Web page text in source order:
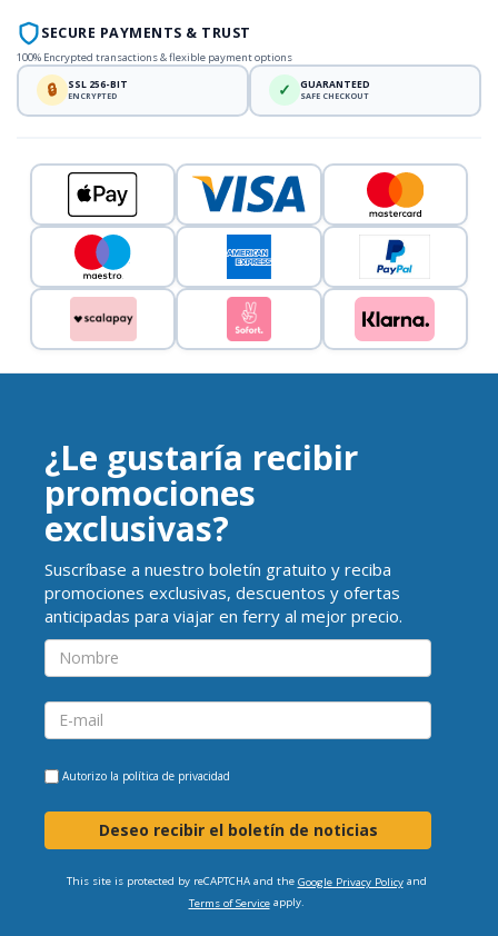
SECURE PAYMENTS & TRUST
100% Encrypted transactions & flexible payment options
🔒 SSL 256-BIT
ENCRYPTED ✓ GUARANTEED
SAFE CHECKOUT
¿Le gustaría recibir
promociones
exclusivas?
Suscríbase a nuestro boletín gratuito y reciba
promociones exclusivas, descuentos y ofertas
anticipadas para viajar en ferry al mejor precio.
Autorizo la política de privacidad
Deseo recibir el boletín de noticias
This site is protected by reCAPTCHA and the Google Privacy Policyand
Terms of Serviceapply.